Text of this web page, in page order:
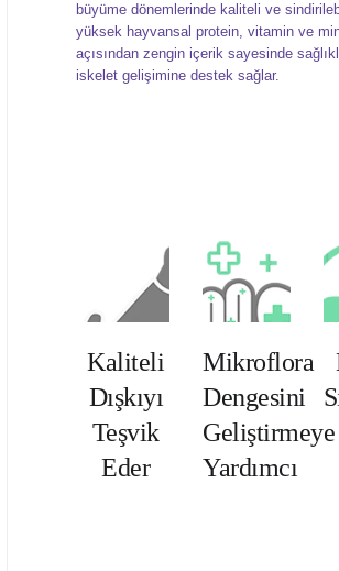
büyüme dönemlerinde kaliteli ve
yüksek hayvansal protein, vitamin ve
açısından zengin içerik sayesinde
iskelet gelişimine destek sağlar.
Kaliteli
Dışkıyı
Teşvik
Eder
Mikroflora
Dengesini
Geliştirmeye
Yardımcı